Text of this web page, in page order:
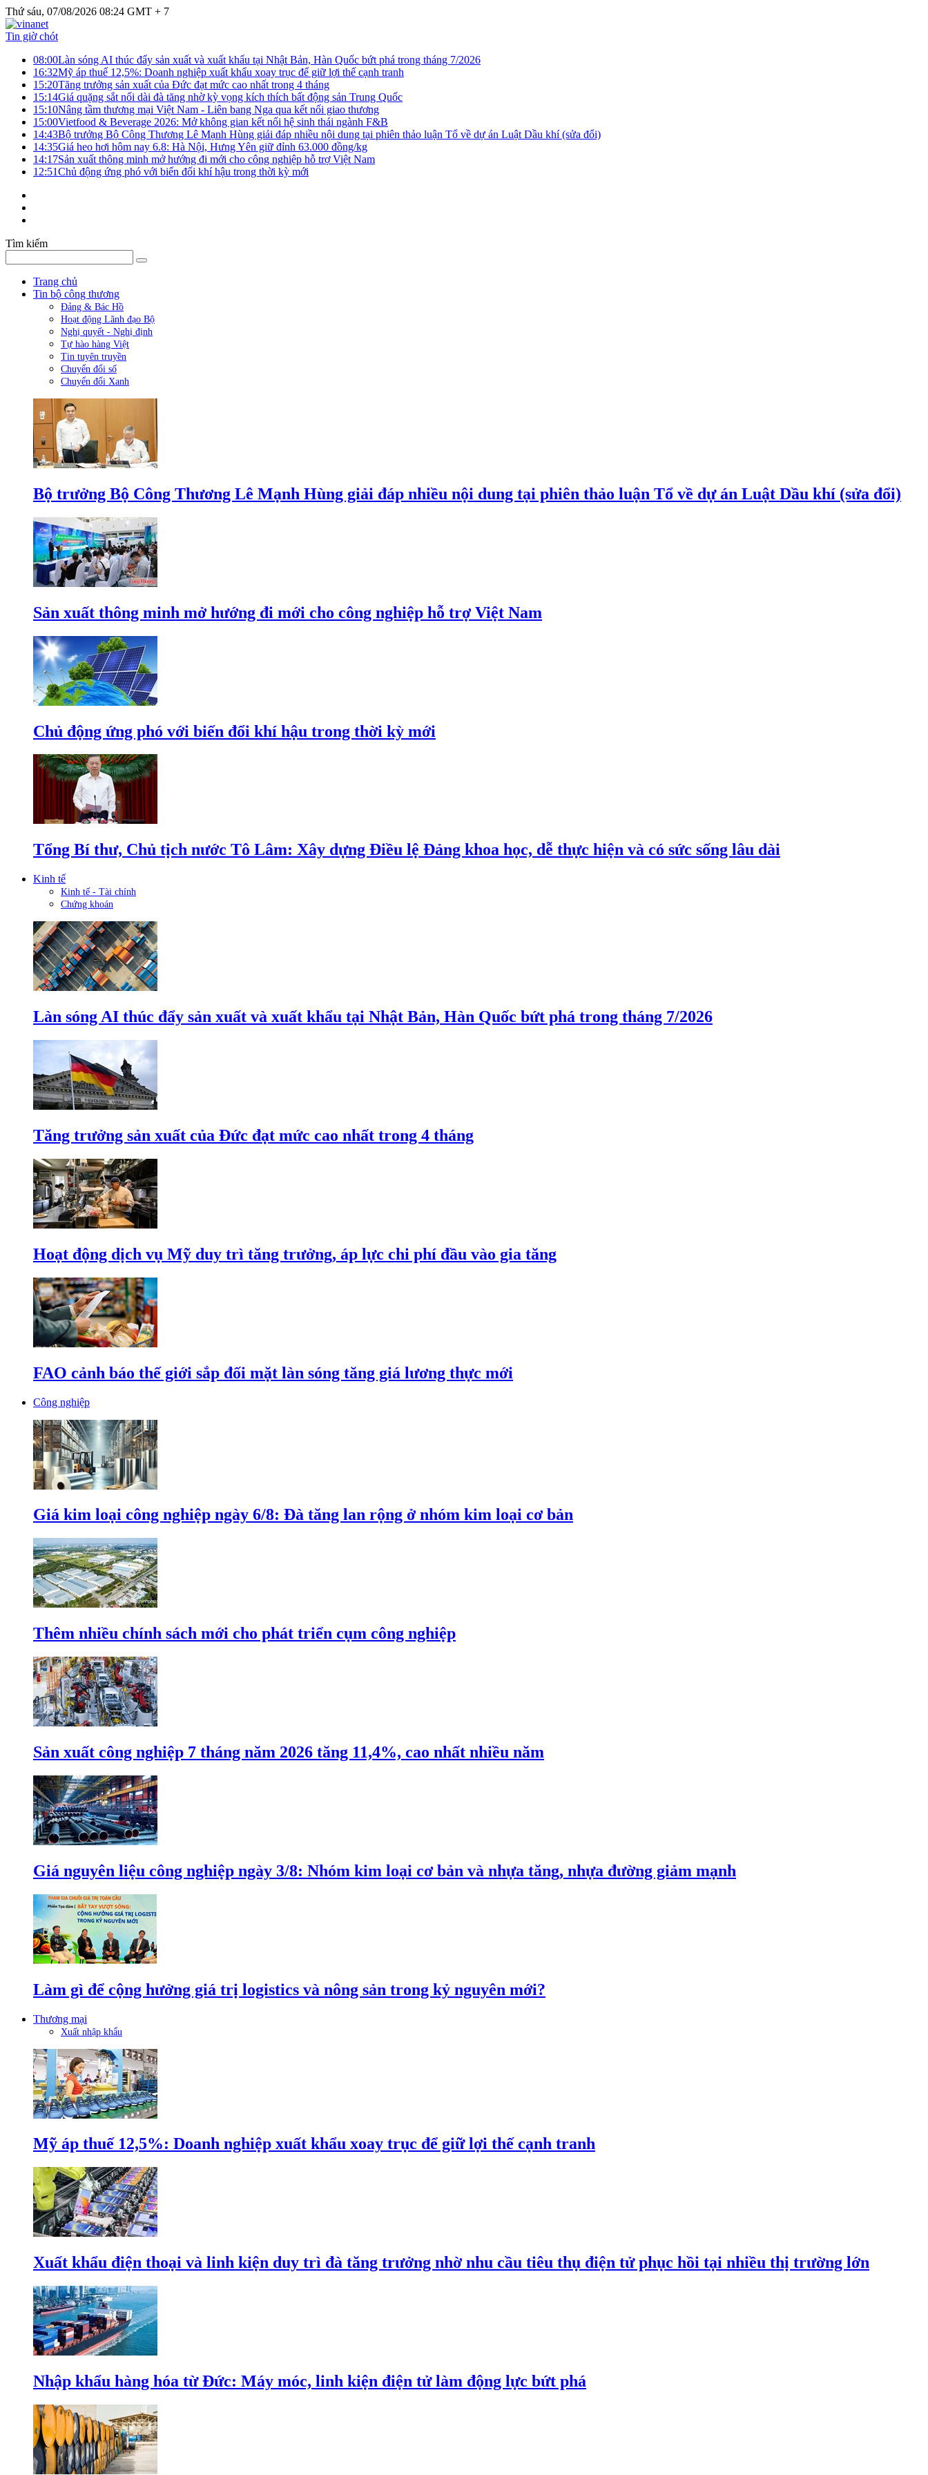
Thứ sáu, 07/08/2026 08:24 GMT + 7
Tin giờ chót
08:00Làn sóng AI thúc đẩy sản xuất và xuất khẩu tại Nhật Bản, Hàn Quốc bứt phá trong tháng 7/2026
16:32Mỹ áp thuế 12,5%: Doanh nghiệp xuất khẩu xoay trục để giữ lợi thế cạnh tranh
15:20Tăng trưởng sản xuất của Đức đạt mức cao nhất trong 4 tháng
15:14Giá quặng sắt nối dài đà tăng nhờ kỳ vọng kích thích bất động sản Trung Quốc
15:10Nâng tầm thương mại Việt Nam - Liên bang Nga qua kết nối giao thương
15:00Vietfood & Beverage 2026: Mở không gian kết nối hệ sinh thái ngành F&B
14:43Bộ trưởng Bộ Công Thương Lê Mạnh Hùng giải đáp nhiều nội dung tại phiên thảo luận Tổ về dự án Luật Dầu khí (sửa đổi)
14:35Giá heo hơi hôm nay 6.8: Hà Nội, Hưng Yên giữ đỉnh 63.000 đồng/kg
14:17Sản xuất thông minh mở hướng đi mới cho công nghiệp hỗ trợ Việt Nam
12:51Chủ động ứng phó với biến đổi khí hậu trong thời kỳ mới
Tìm kiếm
Trang chủ
Tin bộ công thương
Đảng & Bác Hồ
Hoạt động Lãnh đạo Bộ
Nghị quyết - Nghị định
Tự hào hàng Việt
Tin tuyên truyền
Chuyển đổi số
Chuyển đổi Xanh
Bộ trưởng Bộ Công Thương Lê Mạnh Hùng giải đáp nhiều nội dung tại phiên thảo luận Tổ về dự án Luật Dầu khí (sửa đổi)
Sản xuất thông minh mở hướng đi mới cho công nghiệp hỗ trợ Việt Nam
Chủ động ứng phó với biến đổi khí hậu trong thời kỳ mới
Tổng Bí thư, Chủ tịch nước Tô Lâm: Xây dựng Điều lệ Đảng khoa học, dễ thực hiện và có sức sống lâu dài
Kinh tế
Kinh tế - Tài chính
Chứng khoán
Làn sóng AI thúc đẩy sản xuất và xuất khẩu tại Nhật Bản, Hàn Quốc bứt phá trong tháng 7/2026
Tăng trưởng sản xuất của Đức đạt mức cao nhất trong 4 tháng
Hoạt động dịch vụ Mỹ duy trì tăng trưởng, áp lực chi phí đầu vào gia tăng
FAO cảnh báo thế giới sắp đối mặt làn sóng tăng giá lương thực mới
Công nghiệp
Giá kim loại công nghiệp ngày 6/8: Đà tăng lan rộng ở nhóm kim loại cơ bản
Thêm nhiều chính sách mới cho phát triển cụm công nghiệp
Sản xuất công nghiệp 7 tháng năm 2026 tăng 11,4%, cao nhất nhiều năm
Giá nguyên liệu công nghiệp ngày 3/8: Nhóm kim loại cơ bản và nhựa tăng, nhựa đường giảm mạnh
Làm gì để cộng hưởng giá trị logistics và nông sản trong kỷ nguyên mới?
Thương mại
Xuất nhập khẩu
Mỹ áp thuế 12,5%: Doanh nghiệp xuất khẩu xoay trục để giữ lợi thế cạnh tranh
Xuất khẩu điện thoại và linh kiện duy trì đà tăng trưởng nhờ nhu cầu tiêu thụ điện tử phục hồi tại nhiều thị trường lớn
Nhập khẩu hàng hóa từ Đức: Máy móc, linh kiện điện tử làm động lực bứt phá